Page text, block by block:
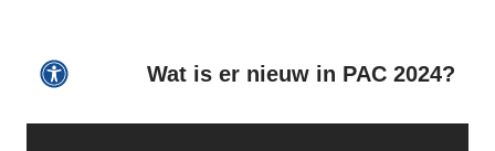
Wat is er nieuw in PAC 2024?